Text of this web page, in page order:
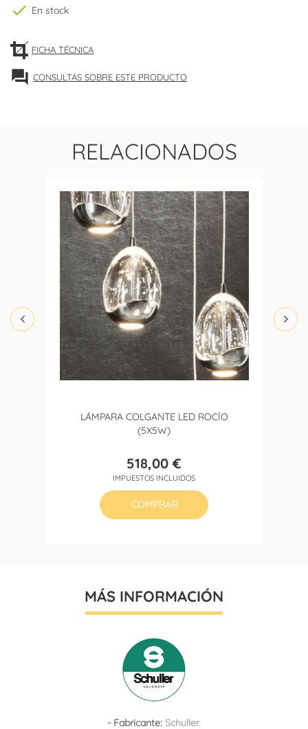
check En stock
FICHA TÉCNICA
forum CONSULTAS SOBRE ESTE PRODUCTO
RELACIONADOS
LÁMPARA COLGANTE LED ROCÍO
(5X5W)
Precio
518,00 €
IMPUESTOS INCLUIDOS
COMPRAR
MÁS INFORMACIÓN
- Fabricante: Schuller.